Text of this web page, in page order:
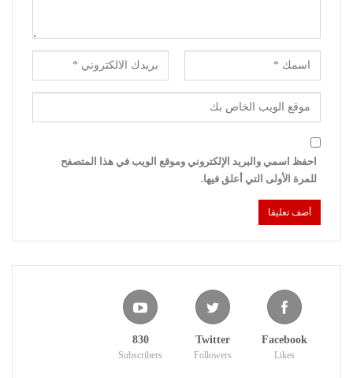
احفظ اسمي والبريد الإلكتروني وموقع الويب في هذا المتصفح
للمرة الأولى التي أعلق فيها.
Facebook
Likes
Twitter
Followers
830
Subscribers